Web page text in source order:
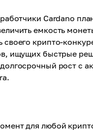
Cardano
емкость
своего крипто-
ищущих быстрые
рост с
для любой